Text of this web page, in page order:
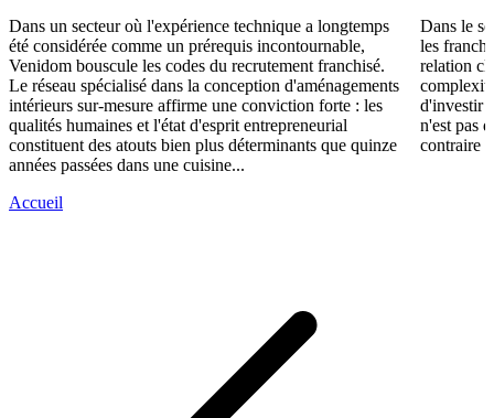
Dans un secteur où l'expérience technique a longtemps
été considérée comme un prérequis incontournable,
Venidom bouscule les codes du recrutement franchisé.
Le réseau spécialisé dans la conception d'aménagements
intérieurs sur-mesure affirme une conviction forte : les
qualités humaines et l'état d'esprit entrepreneurial
constituent des atouts bien plus déterminants que quinze
années passées dans une cuisine...
Dans le
les
relation
d'investir
n'est pas
contraire
Accueil